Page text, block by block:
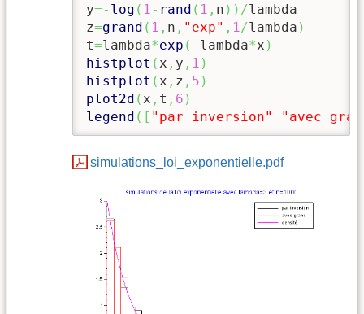
y=- log ( 1 - rand ( 1 , n ) ) /lambda
z=grand ( 1 , n , "exp" , 1 /lambda )
t=lambda*exp ( - lambda*x )
histplot ( x , y , 1 )
histplot ( x , z , 5 )
plot2d ( x , t , 6 )
legend ( [ "par inversion" "avec
simulations_loi_exponentielle.pdf